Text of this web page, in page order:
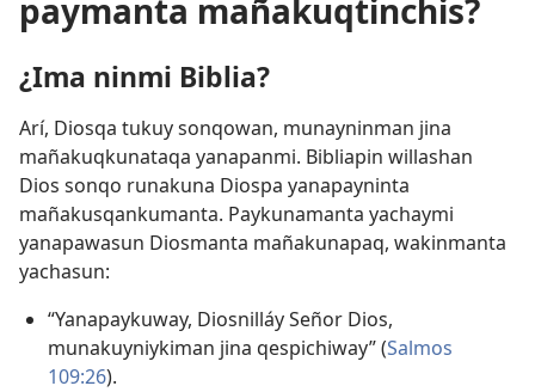
paymanta mañakuqtinchis?
¿Ima ninmi Biblia?
Arí, Diosqa tukuy sonqowan, munayninman jina
mañakuqkunataqa yanapanmi. Bibliapin willashan
Dios sonqo runakuna Diospa yanapayninta
mañakusqankumanta. Paykunamanta yachaymi
yanapawasun Diosmanta mañakunapaq, wakinmanta
yachasun:
“Yanapaykuway, Diosnilláy Señor Dios,
munakuyniykiman jina qespichiway” (Salmos
109:26).